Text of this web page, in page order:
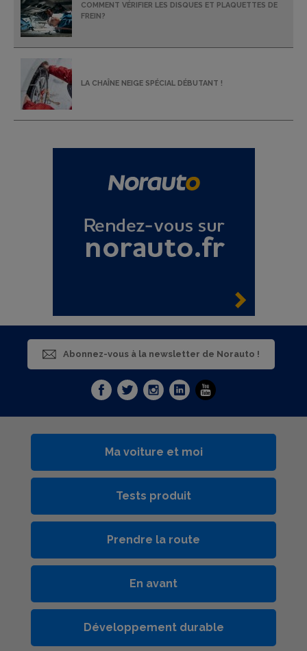
COMMENT VÉRIFIER LES DISQUES ET PLAQUETTES DE
FREIN?
LA CHAÎNE NEIGE SPÉCIAL DÉBUTANT !
Abonnez-vous à la newsletter de Norauto !
Ma voiture et moi
Tests produit
Prendre la route
En avant
Développement durable